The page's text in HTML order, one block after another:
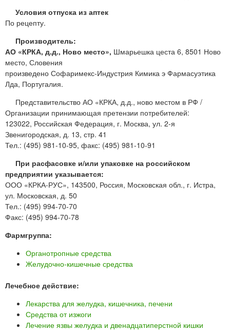
Условия отпуска из аптек
По рецепту.
Производитель:
АО «КРКА, д.д., Ново место», Шмарьешка цеста 6, 8501 Ново
место, Словения
произведено Софаримекс-Индустрия Кимика э Фармасуэтика
Лда, Португалия.
Представительство АО «КРКА, д.д., ново местом в РФ /
Организации принимающая претензии потребителей:
123022, Российская Федерация, г. Москва, ул. 2-я
Звенигородская, д. 13, стр. 41
Тел.: (495) 981-10-95, факс: (495) 981-10-91
При расфасовке и/или упаковке на российском
предприятии указывается:
ООО «КРКА-РУС», 143500, Россия, Московская обл., г. Истра,
ул. Московская, д. 50
Тел.: (495) 994-70-70
Факс: (495) 994-70-78
Фармгруппа:
Органотропные средства
Желудочно-кишечные средства
Лечебное действие:
Лекарства для желудка, кишечника, печени
Средства от изжоги
Лечение язвы желудка и двенадцатиперстной кишки